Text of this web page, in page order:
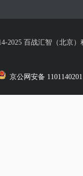
2025 百战汇智（北京
京公网安备